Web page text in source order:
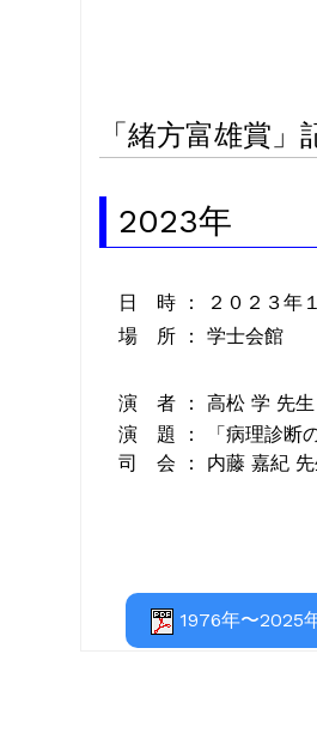
「緒方富雄賞」
2023年
日 時 ： ２０２３年
場 所 ： 学士会館
演 者 ： 高松 学 先生
演 題 ： 「病理診断の
司 会 ： 内藤 嘉紀 先
1976年〜2025